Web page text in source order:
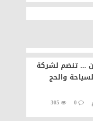
... تنضم لشركة
والحج
0
305